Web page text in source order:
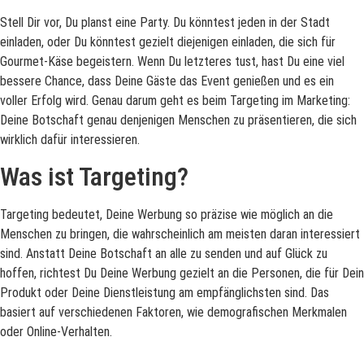
Stell Dir vor, Du planst eine Party. Du könntest jeden in der Stadt
einladen, oder Du könntest gezielt diejenigen einladen, die sich für
Gourmet-Käse begeistern. Wenn Du letzteres tust, hast Du eine viel
bessere Chance, dass Deine Gäste das Event genießen und es ein
voller Erfolg wird. Genau darum geht es beim Targeting im Marketing:
Deine Botschaft genau denjenigen Menschen zu präsentieren, die sich
wirklich dafür interessieren.
Was ist Targeting?
Targeting bedeutet, Deine Werbung so präzise wie möglich an die
Menschen zu bringen, die wahrscheinlich am meisten daran interessiert
sind. Anstatt Deine Botschaft an alle zu senden und auf Glück zu
hoffen, richtest Du Deine Werbung gezielt an die Personen, die für Dein
Produkt oder Deine Dienstleistung am empfänglichsten sind. Das
basiert auf verschiedenen Faktoren, wie demografischen Merkmalen
oder Online-Verhalten.